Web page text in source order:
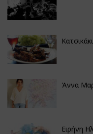
Άννα
Ειρήνη